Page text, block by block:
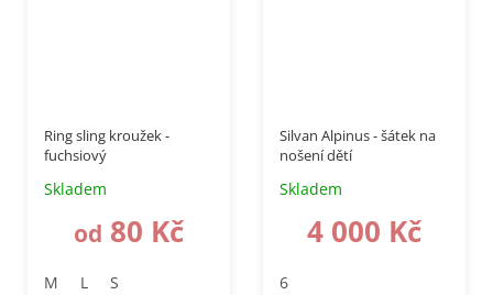
Ring sling kroužek -
fuchsiový
Skladem
od 80 Kč
M L S
Silvan Alpinus - šátek na
nošení dětí
Skladem
4 000 Kč
6